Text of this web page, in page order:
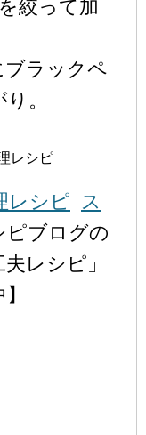
絞って加
ブラックペ
。
レシピ ス
ピブログの
レシピ」